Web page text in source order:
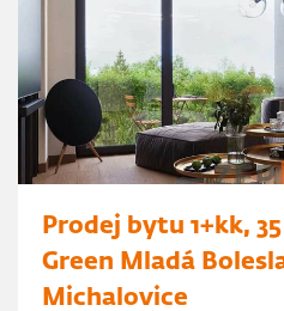
Prodej bytu 1+kk,
Green Mladá
Michalovice